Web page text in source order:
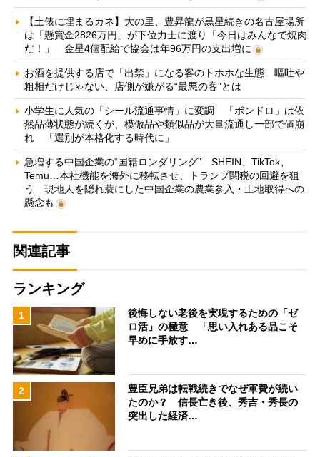
【土俵に埋まるカネ】大の里、豊昇龍が黒星続きの名古屋場所
は「懸賞金2826万円」が下位力士に渡り「今日はみんなで焼肉
だ！」 金星4個配給で協会は年96万円の支出増に
お酒を提供する店で「出禁」になる客のトホホな生態 嘔吐や
粗相だけじゃない、店側が嫌がる“最悪の客”とは
小学生に人気の「シール流通事情」に変調 「ボンドロ」は依
然品薄状態が続くが、模倣品や類似品が大量流通し一部で値崩
れ 「選別が本格化する時代に」
急増する中国企業の“国籍ロンダリング” SHEIN、TikTok、
Temu…本社機能を海外に移転させ、トランプ関税の回避を狙
う 現地人を隠れ蓑にした中国企業の農業参入・土地取得への
懸念も
関連記事
ランキング
1
後悔しない老後を実現するための「ゼ
ロ活」の極意 「思い入れある品こそ
早めに手放す…
2
豊臣兄弟は転戦続きでなぜ軍費が続い
たのか？ 信長亡き後、秀吉・秀長の
突出した経済…